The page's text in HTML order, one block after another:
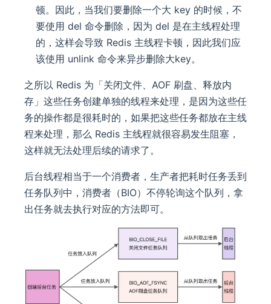
顿。因此，当我们要删除一个大 key 的时候，不
要使用 del 命令删除，因为 del 是在主线程处理
的，这样会导致 Redis 主线程卡顿，因此我们应
该使用 unlink 命令来异步删除大key。
之所以 Redis 为「关闭文件、AOF 刷盘、释放内
存」这些任务创建单独的线程来处理，是因为这些任
务的操作都是很耗时的，如果把这些任务都放在主线
程来处理，那么 Redis 主线程就很容易发生阻塞，
这样就无法处理后续的请求了。
后台线程相当于一个消费者，生产者把耗时任务丢到
任务队列中，消费者（BIO）不停轮询这个队列，拿
出任务就去执行对应的方法即可。